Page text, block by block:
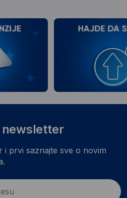
newsletter
i prvi saznajte sve o novim